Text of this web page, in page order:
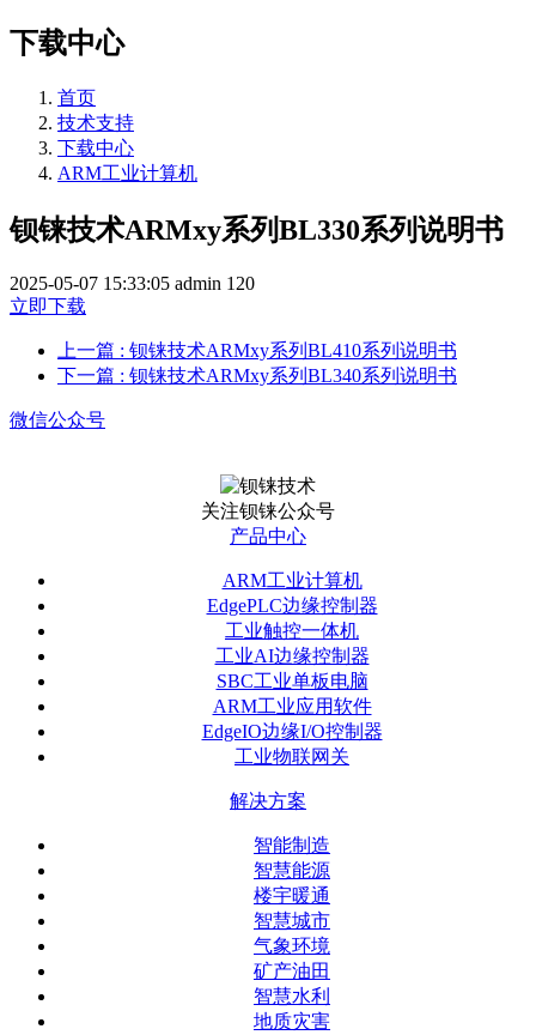
下载中心
首页
技术支持
下载中心
ARM工业计算机
钡铼技术ARMxy系列BL330系列说明书
2025-05-07 15:33:05 admin 120
立即下载
上一篇 : 钡铼技术ARMxy系列BL410系列说明书
下一篇 : 钡铼技术ARMxy系列BL340系列说明书
微信公众号
关注钡铼公众号
产品中心
ARM工业计算机
EdgePLC边缘控制器
工业触控一体机
工业AI边缘控制器
SBC工业单板电脑
ARM工业应用软件
EdgeIO边缘I/O控制器
工业物联网关
解决方案
智能制造
智慧能源
楼宇暖通
智慧城市
气象环境
矿产油田
智慧水利
地质灾害